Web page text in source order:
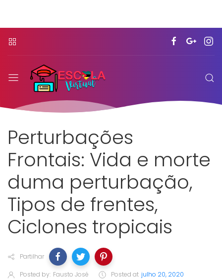
Perturbações
Frontais: Vida e morte
duma perturbação,
Tipos de frentes,
Ciclones tropicais
Partilhar
Posted by: Fausto José Posted at julho 20, 2020